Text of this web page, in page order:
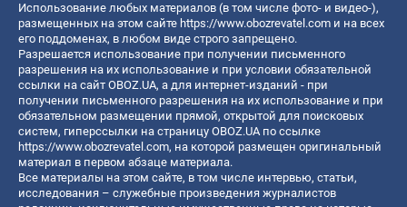
Использование любых материалов (в том числе фото- и видео-),
размещенных на этом сайте https://www.obozrevatel.com и на всех
его поддоменах, в любом виде строго запрещено.
Разрешается использование при получении письменного
разрешения на их использование и при условии обязательной
ссылки на сайт OBOZ.UA, а для интернет-изданий - при
получении письменного разрешения на их использование и при
обязательном размещении прямой, открытой для поисковых
систем, гиперссылки на страницу OBOZ.UA по ссылке
https://www.obozrevatel.com, на которой размещен оригинальный
материал в первом абзаце материала.
Все материалы на этом сайте, в том числе интервью, статьи,
исследования – служебные произведения журналистов